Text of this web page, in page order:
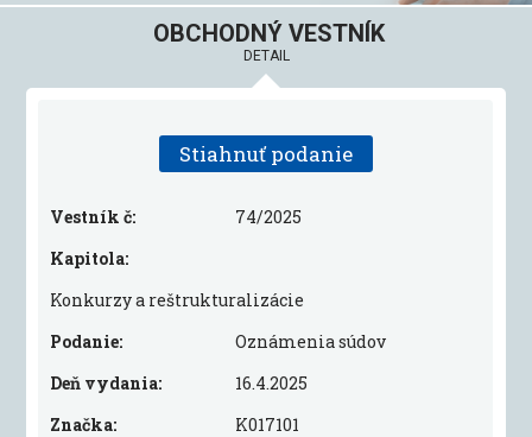
OBCHODNÝ VESTNÍK
DETAIL
Stiahnuť podanie
Vestník č:
74/2025
Kapitola:
Konkurzy a reštrukturalizácie
Podanie:
Oznámenia súdov
Deň vydania:
16.4.2025
Značka:
K017101